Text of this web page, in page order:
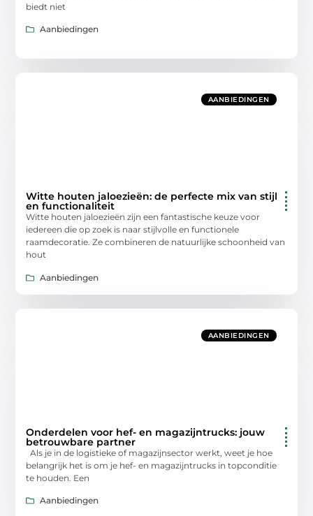
biedt niet
Aanbiedingen
AANBIEDINGEN
Witte houten jaloezieën: de perfecte mix van stijl
en functionaliteit
Witte houten jaloezieën zijn een fantastische keuze voor
iedereen die op zoek is naar stijlvolle en functionele
raamdecoratie. Ze combineren de natuurlijke schoonheid van
hout
Aanbiedingen
AANBIEDINGEN
Onderdelen voor hef- en magazijntrucks: jouw
betrouwbare partner
Als je in de logistieke of magazijnsector werkt, weet je hoe
belangrijk het is om je hef- en magazijntrucks in topconditie
te houden. Een
Aanbiedingen